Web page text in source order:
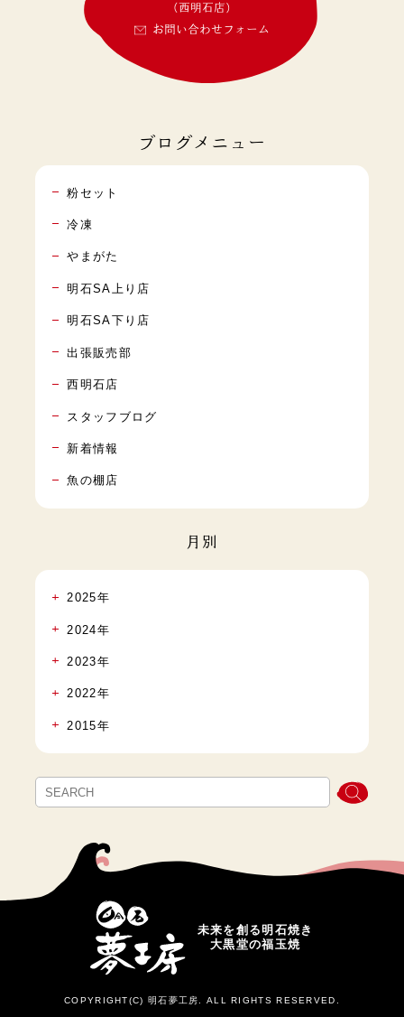
(西明石店)
お問い合わせフォーム
ブログメニュー
粉セット
冷凍
やまがた
明石SA上り店
明石SA下り店
出張販売部
西明石店
スタッフブログ
新着情報
魚の棚店
月別
2025年
2024年
2023年
2022年
2015年
未来を創る明石焼き
大黒堂の福玉焼
COPYRIGHT(C) 明石夢工房. ALL RIGHTS RESERVED.